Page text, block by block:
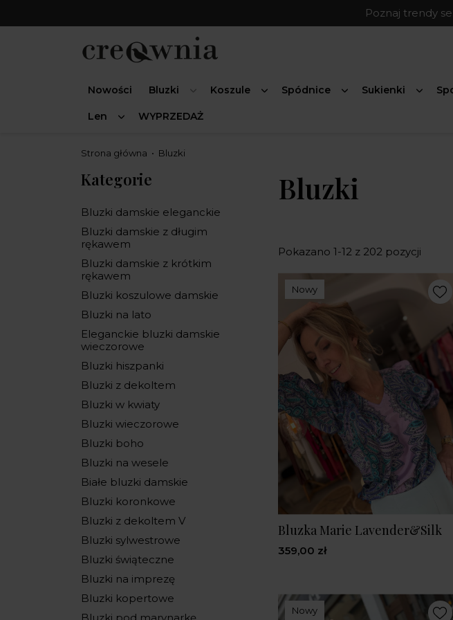
Poznaj trendy
Nowości Bluzki Koszule Spódnice Sukienki
Len WYPRZEDAŻ
Strona główna Bluzki
Kategorie
Bluzki damskie eleganckie
Bluzki damskie z długim
rękawem
Bluzki damskie z krótkim
rękawem
Bluzki koszulowe damskie
Bluzki na lato
Eleganckie bluzki damskie
wieczorowe
Bluzki hiszpanki
Bluzki z dekoltem
Bluzki w kwiaty
Bluzki wieczorowe
Bluzki boho
Bluzki na wesele
Białe bluzki damskie
Bluzki koronkowe
Bluzki z dekoltem V
Bluzki sylwestrowe
Bluzki świąteczne
Bluzki na imprezę
Bluzki kopertowe
Bluzki
Pokazano 1-12 z 202 pozycji
Nowy
Bluzka Marie Lavender&Silk
359,00 zł
Nowy